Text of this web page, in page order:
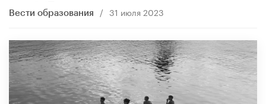
Вести образования / 31 июля 2023